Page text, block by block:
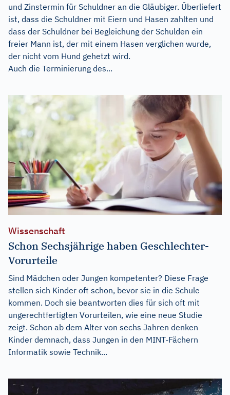
und Zinstermin für Schuldner an die Gläubiger. Überliefert
ist, dass die Schuldner mit Eiern und Hasen zahlten und
dass der Schuldner bei Begleichung der Schulden ein
freier Mann ist, der mit einem Hasen verglichen wurde,
der nicht vom Hund gehetzt wird.
Auch die Terminierung des...
Wissenschaft
Schon Sechsjährige haben Geschlechter-
Vorurteile
Sind Mädchen oder Jungen kompetenter? Diese Frage
stellen sich Kinder oft schon, bevor sie in die Schule
kommen. Doch sie beantworten dies für sich oft mit
ungerechtfertigten Vorurteilen, wie eine neue Studie
zeigt. Schon ab dem Alter von sechs Jahren denken
Kinder demnach, dass Jungen in den MINT-Fächern
Informatik sowie Technik...